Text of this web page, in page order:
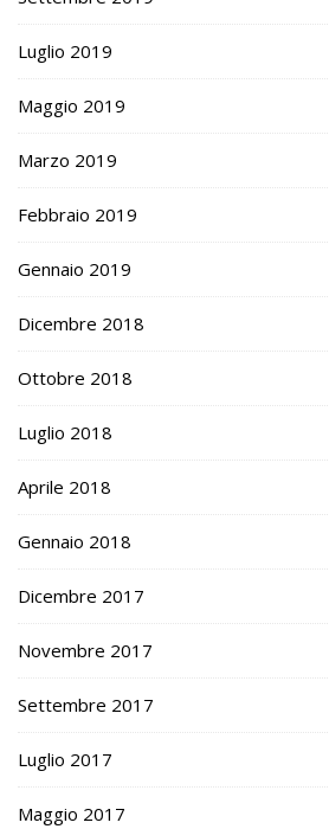
Luglio 2019
Maggio 2019
Marzo 2019
Febbraio 2019
Gennaio 2019
Dicembre 2018
Ottobre 2018
Luglio 2018
Aprile 2018
Gennaio 2018
Dicembre 2017
Novembre 2017
Settembre 2017
Luglio 2017
Maggio 2017